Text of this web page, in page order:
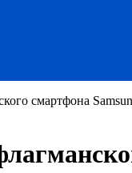
смартфона